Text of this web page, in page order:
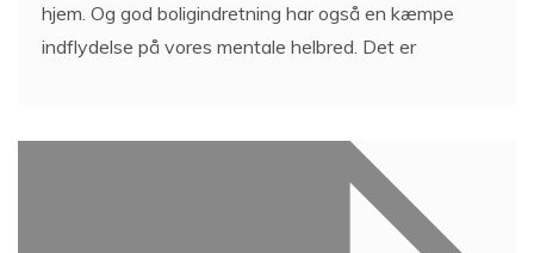
hjem. Og god boligindretning har også en kæmpe
indflydelse på vores mentale helbred. Det er